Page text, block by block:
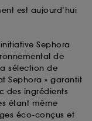
est aujourd’hui
Sephora
de
sélection de
Sephora » garantit
des ingrédients
étant même
éco-conçus et